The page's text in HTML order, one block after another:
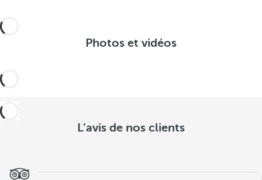
Photos et vidéos
L’avis de nos clients